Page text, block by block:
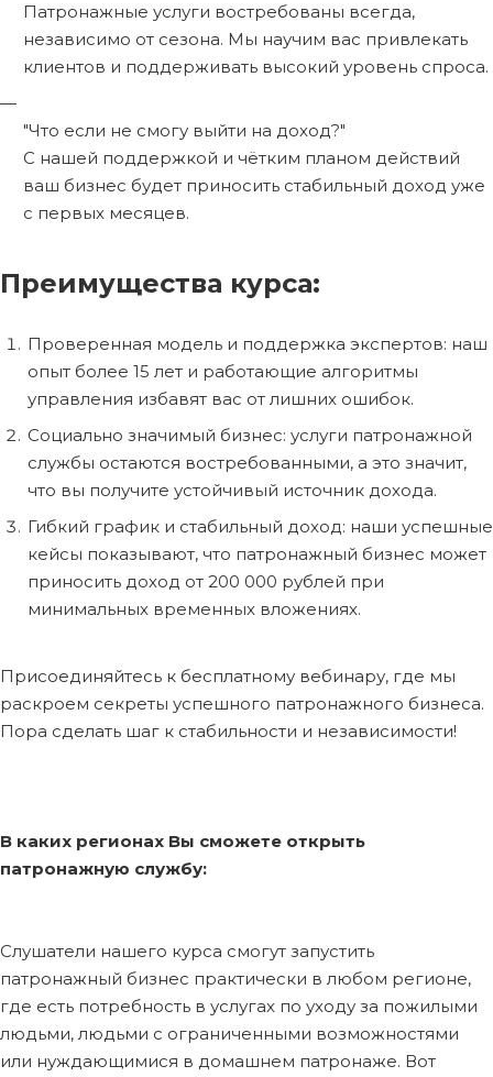
Патронажные услуги востребованы всегда,
независимо от сезона. Мы научим вас привлекать
клиентов и поддерживать высокий уровень спроса.
"Что если не смогу выйти на доход?"
С нашей поддержкой и чётким планом действий
ваш бизнес будет приносить стабильный доход уже
с первых месяцев.
Преимущества курса:
Проверенная модель и поддержка экспертов: наш
опыт более 15 лет и работающие алгоритмы
управления избавят вас от лишних ошибок.
Социально значимый бизнес: услуги патронажной
службы остаются востребованными, а это значит,
что вы получите устойчивый источник дохода.
Гибкий график и стабильный доход: наши успешные
кейсы показывают, что патронажный бизнес может
приносить доход от 200 000 рублей при
минимальных временных вложениях.
Присоединяйтесь к бесплатному вебинару, где мы
раскроем секреты успешного патронажного бизнеса.
Пора сделать шаг к стабильности и независимости!
В каких регионах Вы сможете открыть
патронажную службу:
Слушатели нашего курса смогут запустить
патронажный бизнес практически в любом регионе,
где есть потребность в услугах по уходу за пожилыми
людьми, людьми с ограниченными возможностями
или нуждающимися в домашнем патронаже. Вот